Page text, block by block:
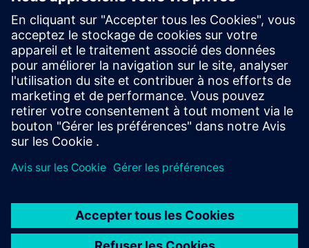
TwinMesh™ | Reliable CFD
simulation for rotary PD machines
TwinMesh™ and Simcenter STAR-CCM+ enable efficient CFD
simulation of rotary PD machines such as scroll, screw,
vane, gear, and vacuum pumps.
En savoir plus